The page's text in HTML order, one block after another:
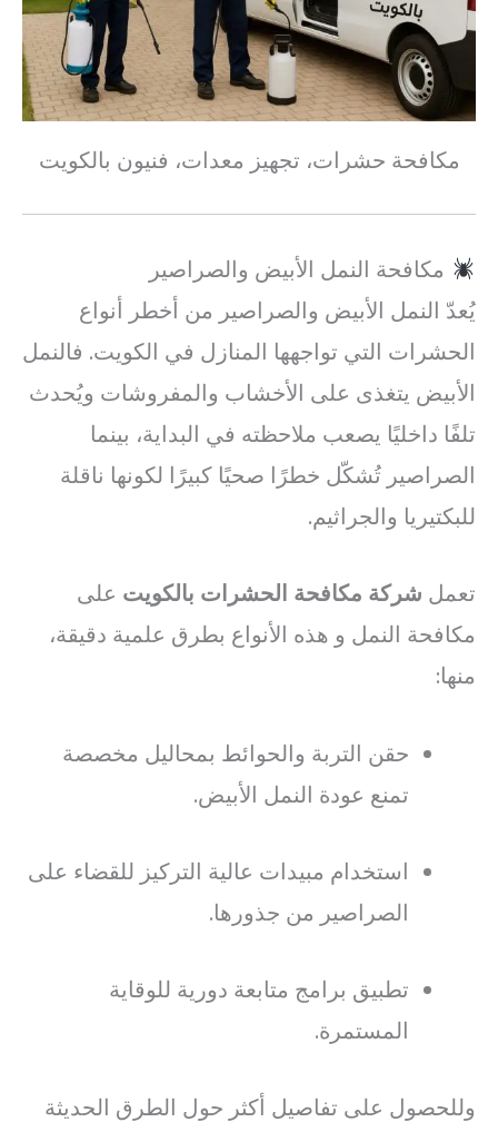
مكافحة حشرات، تجهيز معدات، فنيون بالكويت
مكافحة النمل الأبيض والصراصير
يُعدّ النمل الأبيض والصراصير من أخطر أنواع
الحشرات التي تواجهها المنازل في الكويت. فالنمل
الأبيض يتغذى على الأخشاب والمفروشات ويُحدث
تلفًا داخليًا يصعب ملاحظته في البداية، بينما
الصراصير تُشكّل خطرًا صحيًا كبيرًا لكونها ناقلة
للبكتيريا والجراثيم.
تعمل شركة مكافحة الحشرات بالكويت على
مكافحة النمل و هذه الأنواع بطرق علمية دقيقة،
منها:
حقن التربة والحوائط بمحاليل مخصصة
تمنع عودة النمل الأبيض.
استخدام مبيدات عالية التركيز للقضاء على
الصراصير من جذورها.
تطبيق برامج متابعة دورية للوقاية
المستمرة.
وللحصول على تفاصيل أكثر حول الطرق الحديثة